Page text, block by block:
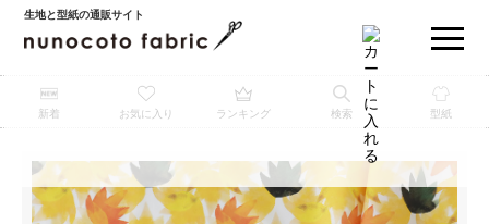
生地と型紙の通販サイト
新着 お気に入り ランキング 検索 型紙